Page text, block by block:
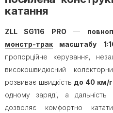
катання
ZLL SG116 PRO —
монстр-трак масштабу
пропорційне керування,
високошвидкісний
розвиває швидкість до 40 км/
одному заряді, а дальність
дозволяє комфортно